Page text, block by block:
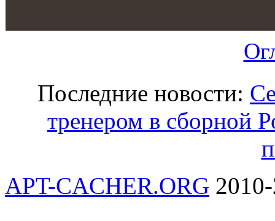
Последние новости:
тренером в сборной
APT-CACHER.ORG